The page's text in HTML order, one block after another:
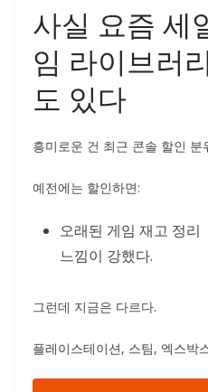
사실 요즘 세
임 라이브러
도 있다
흥미로운 건 최근 콘솔 할인 분
예전에는 할인하면:
오래된 게임 재고 정리
느낌이 강했다.
그런데 지금은 다르다.
플레이스테이션, 스팀, 엑스박